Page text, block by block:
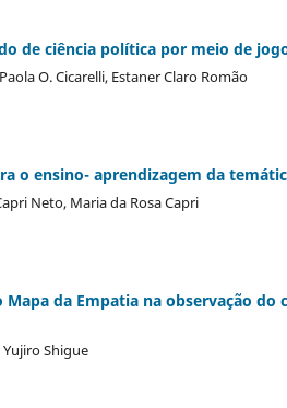
de ciência política por meio de
O. Cicarelli, Estaner Claro Romão
o ensino- aprendizagem da
Neto, Maria da Rosa Capri
da Empatia na observação
Yujiro Shigue